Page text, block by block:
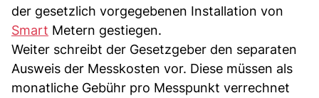
der gesetzlich vorgegebenen Installation von
Smart Metern gestiegen.
Weiter schreibt der Gesetzgeber den separaten
Ausweis der Messkosten vor. Diese müssen als
monatliche Gebühr pro Messpunkt verrechnet